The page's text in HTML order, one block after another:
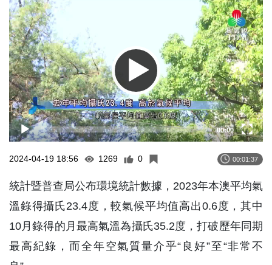
Video
Player
00:00
2024-04-19 18:56 1269 0 00:01:37
統計暨普查局公布環境統計數據，2023年本澳平均氣
溫錄得攝氏23.4度，較氣候平均值高出0.6度，其中
10月錄得的月最高氣溫為攝氏35.2度，打破歷年同期
最高紀錄，而全年空氣質量介乎“良好”至“非常不